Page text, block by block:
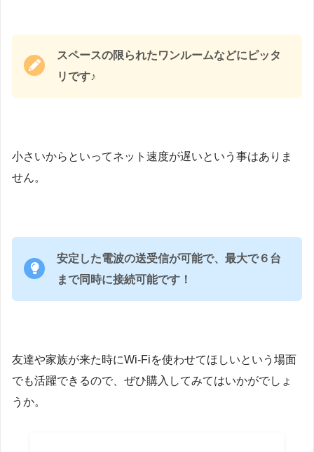
スペースの限られたワンルームなどにピッタ
リです♪
小さいからといってネット速度が遅いという事はありま
せん。
安定した電波の送受信が可能で、最大で６台
まで同時に接続可能です！
友達や家族が来た時にWi-Fiを使わせてほしいという場面
でも活躍できるので、ぜひ購入してみてはいかがでしょ
うか。